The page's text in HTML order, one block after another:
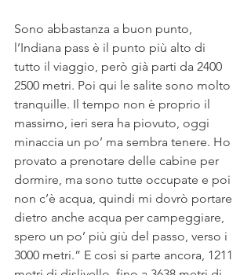
Sono abbastanza a buon punto,
l’Indiana pass è il punto più alto di
tutto il viaggio, però già parti da 2400
2500 metri. Poi qui le salite sono molto
tranquille. Il tempo non è proprio il
massimo, ieri sera ha piovuto, oggi
minaccia un po’ ma sembra tenere. Ho
provato a prenotare delle cabine per
dormire, ma sono tutte occupate e poi
non c’è acqua, quindi mi dovrò portare
dietro anche acqua per campeggiare,
spero un po’ più giù del passo, verso i
3000 metri.” E così si parte ancora, 1211